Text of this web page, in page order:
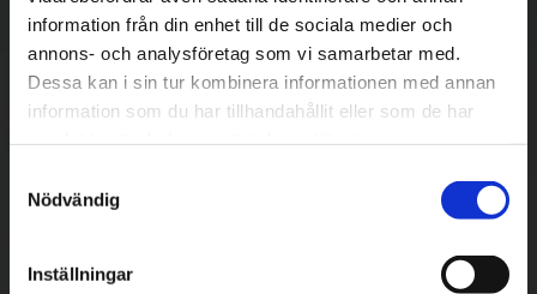
information från din enhet till de sociala medier och
annons- och analysföretag som vi samarbetar med.
Dessa kan i sin tur kombinera informationen med annan
information som du har tillhandahållit eller som de har
Nödvändig
Inställningar